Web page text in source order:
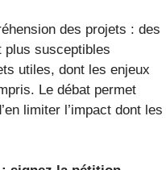
des projets : des
plus susceptibles
utiles, dont les enjeux
Le débat permet
limiter l’impact dont les